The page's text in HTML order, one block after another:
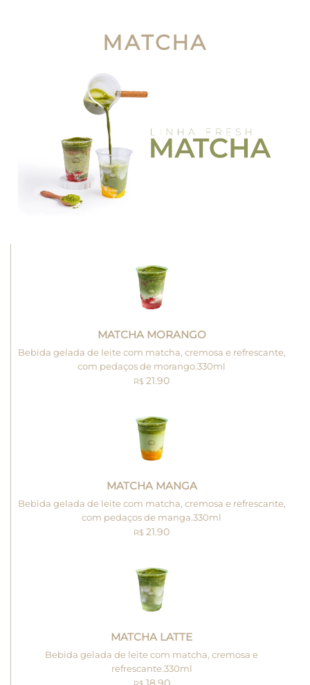
MATCHA
MATCHA MORANGO
Bebida gelada de leite com matcha, cremosa e refrescante,
com pedaços de morango.330ml
R$ 21.90
MATCHA MANGA
Bebida gelada de leite com matcha, cremosa e refrescante,
com pedaços de manga.330ml
R$ 21.90
MATCHA LATTE
Bebida gelada de leite com matcha, cremosa e
refrescante.330ml